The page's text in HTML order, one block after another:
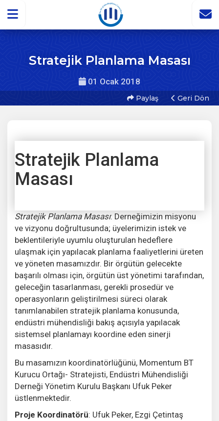
Stratejik Planlama Masası
01 Ocak 2018
Paylaş Geri Dön
Stratejik Planlama
Masası
Stratejik Planlama Masası: Derneğimizin misyonu
ve vizyonu doğrultusunda; üyelerimizin istek ve
beklentileriyle uyumlu oluşturulan hedeflere
ulaşmak için yapılacak planlama faaliyetlerini üreten
ve yöneten masamızdır. Bir örgütün gelecekte
başarılı olması için, örgütün üst yönetimi tarafından,
geleceğin tasarlanması, gerekli prosedür ve
operasyonların geliştirilmesi süreci olarak
tanımlanabilen stratejik planlama konusunda,
endüstri mühendisliği bakış açısıyla yapılacak
sistemsel planlamayı koordine eden sinerji
masasıdır.
Bu masamızın koordinatörlüğünü, Momentum BT
Kurucu Ortağı- Stratejisti, Endüstri Mühendisliği
Derneği Yönetim Kurulu Başkanı Ufuk Peker
üstlenmektedir.
Proje Koordinatörü: Ufuk Peker, Ezgi Çetintaş